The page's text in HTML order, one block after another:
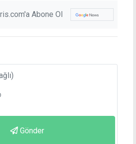
Abone Ol
Gönder